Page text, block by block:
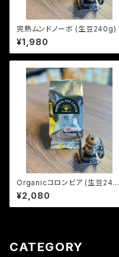
完熟ムンドノーボ (生豆240g)
¥1,980
Organicコロンビア (生豆240
g)
¥2,080
CATEGORY